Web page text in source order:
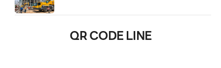
QR CODE LINE